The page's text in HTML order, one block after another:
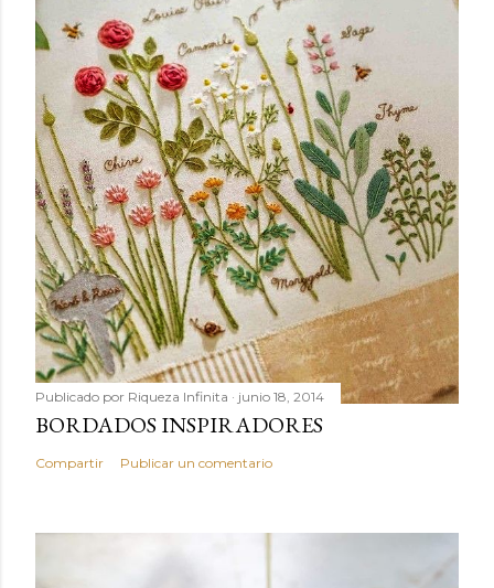
Publicado por Riqueza Infinita junio 18, 2014
BORDADOS INSPIRADORES
Compartir Publicar un comentario